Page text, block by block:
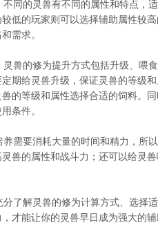
同的灵兽有不同的属性和特点，
低的玩家则可以选择辅助属性较
需求。
兽的修为提升方式包括升级、喂
期给灵兽升级，保证灵兽的等级
的等级和属性选择合适的饲料。
条件。
需要消耗大量的时间和精力，所
兽的属性和战斗力；还可以给灵
了解灵兽的修为计算方式、选择
才能让你的灵兽早日成为强大的